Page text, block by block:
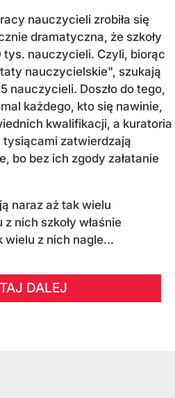
nauczycieli zrobiła się
dramatyczna, że szkoły
nauczycieli. Czyli, biorąc
nauczycielskie", szukają
nauczycieli. Doszło do tego,
każdego, kto się nawinie,
kwalifikacji, a kuratoria
tysiącami zatwierdzają
bo bez ich zgody załatanie
naraz aż tak wielu
nich szkoły właśnie
wielu z nich nagle...
DALEJ